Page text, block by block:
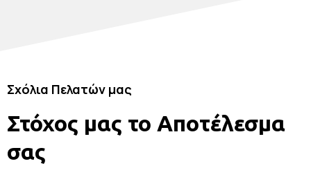
Σχόλια Πελατών μας
Στόχος μας το Αποτέλεσμα
σας